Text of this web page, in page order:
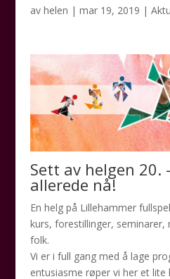
av helen | mar 19, 2019 |
Sett av helgen 20.
allerede nå!
En helg på Lillehammer
kurs, forestillinger,
folk.
Vi er i full gang med å lage
entusiasme røper vi her et lite